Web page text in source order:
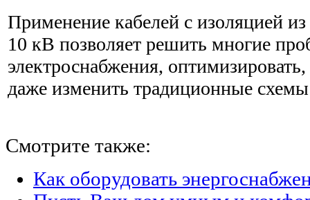
Применение кабелей с изоляцией
10 кВ позволяет решить многие
электроснабжения,
даже изменить традиционные схемы
Смотрите также:
Как оборудовать